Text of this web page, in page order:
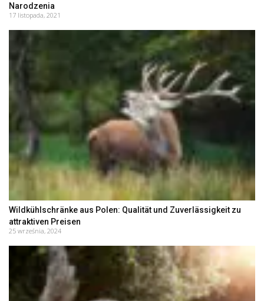
Narodzenia
17 listopada, 2021
Wildkühlschränke aus Polen: Qualität und Zuverlässigkeit zu
attraktiven Preisen
25 września, 2024